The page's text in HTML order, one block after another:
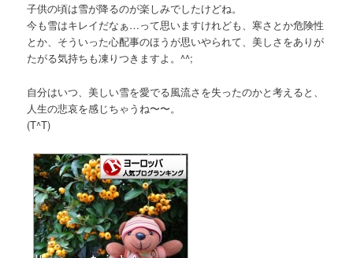
子供の頃は雪が降るのが楽しみでしたけどね。
今も雪はキレイだなぁ…って思いますけれども、寒さとか危険性
とか、そういった心配事のほうが思いやられて、美しさをありが
たがる気持ちも凍りつきますよ。^^;
自分はいつ、美しい雪を愛でる風流さを失ったのかと考えると、
人生の悲哀を感じちゃうね〜〜。
(T^T)